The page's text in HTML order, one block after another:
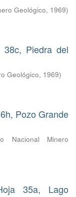
Geológico, 1969)
38c, Piedra del
Geológico, 1969)
Pozo Grande
Nacional Minero
35a, Lago